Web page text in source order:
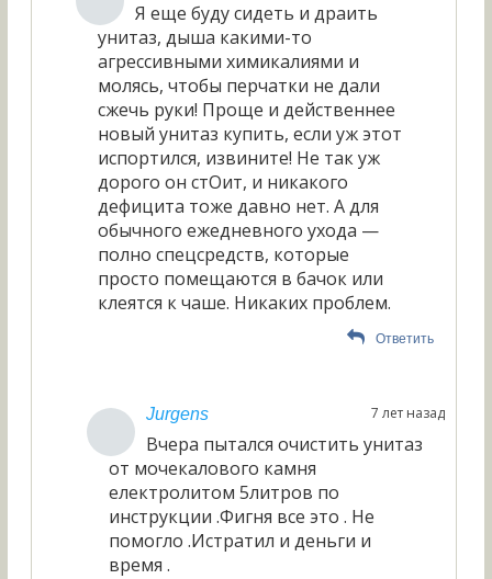
Я еще буду сидеть и драить
унитаз, дыша какими-то
агрессивными химикалиями и
молясь, чтобы перчатки не дали
сжечь руки! Проще и действеннее
новый унитаз купить, если уж этот
испортился, извините! Не так уж
дорого он стОит, и никакого
дефицита тоже давно нет. А для
обычного ежедневного ухода —
полно спецсредств, которые
просто помещаются в бачок или
клеятся к чаше. Никаких проблем.
Ответить
Jurgens 7 лет назад
Вчера пытался очистить унитаз
от мочекалового камня
електролитом 5литров по
инструкции .Фигня все это . Не
помогло .Истратил и деньги и
время .